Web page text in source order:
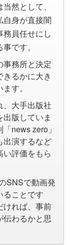
然として、
自身が直接闇
員任せにし
です。
事務所と決定
るかに大き
す。
、大手出版社
版していま
news zero」
出演するなど
い評価をもら
SNSで動画発
ることです
ければ、事前
伝わるかと思